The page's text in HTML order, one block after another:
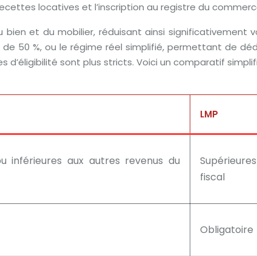
locatives et l’inscription au registre du
bien et du mobilier, réduisant ainsi
50 %, ou le régime réel simplifié, permettant de
d’éligibilité sont plus stricts. Voici un comparatif
LMP
inférieures aux autres revenus du
fiscal
Obligatoire